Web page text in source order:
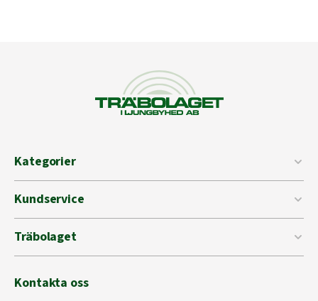
Kategorier
Kundservice
Träbolaget
Kontakta oss